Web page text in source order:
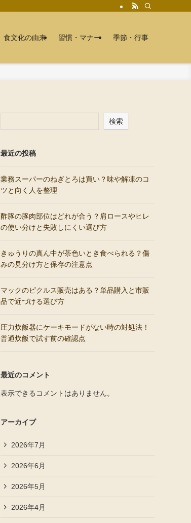
食文化の由来 習慣・マナー 季節・行事
検索
最近の投稿
業務スーパーのねぎとろは買い？味や解凍のコ
ツと向く人を整理
酢豚の豚肉部位はどれが合う？肩ロースやヒレ
の使い分けと失敗しにくい選び方
きゅうりの真ん中が茶色いとき食べられる？傷
みの見分け方と保存の注意点
マックのピクルス販売はある？単品購入と市販
品で近づける選び方
圧力炊飯器にケーキモードがない時の対処法！
普通炊飯で試す前の確認点
最近のコメント
表示できるコメントはありません。
アーカイブ
2026年7月
2026年6月
2026年5月
2026年4月